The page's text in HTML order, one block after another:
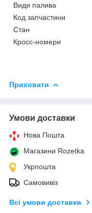
Види палива
Код запчастини
Стан
Кросс-номери
Приховати
Умови доставки
Нова Пошта
Магазини Rozetka
Укрпошта
Самовивіз
Всі умови доставки